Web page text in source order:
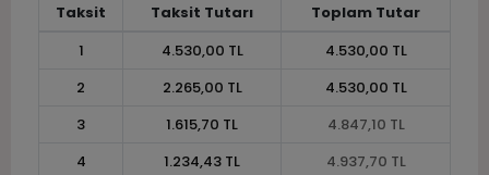
Taksit Taksit Tutarı
Toplam Tutar
1
4.530,00 TL
4.530,00 TL
2
2.265,00 TL
4.530,00 TL
3
1.615,70 TL
4.847,10 TL
4
1.234,43 TL
4.937,70 TL